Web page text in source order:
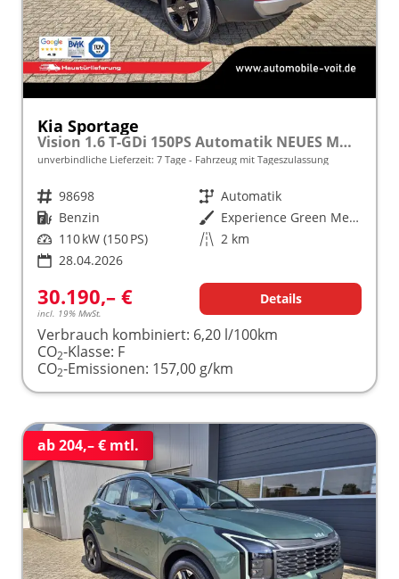
Kia Sportage
Vision 1.6 T-GDi 150PS Automatik NEUES MODELL MY26 FACELIFT Sitzheizung Lenkradheizung Klimaautomatik Navi Bluetooth Touchscreen Apple CarPlay Android Auto PDC v+h 17"LM Rückf.Kamera ACC 2x Keyless
unverbindliche Lieferzeit: 7 Tage Fahrzeug mit Tageszulassung
Fahrzeugnr. 98698 Getriebe Automatik
Kraftstoff Benzin Außenfarbe
Experience Green Metallic
Leistung 110 kW (150 PS) Kilometerstand 2 km
28.04.2026
30.190,– €
incl. 19% MwSt.
Details
Verbrauch kombiniert: 6,20 l/100km
CO2-Klasse: F
CO2-Emissionen: 157,00 g/km
ab 204,– € mtl.